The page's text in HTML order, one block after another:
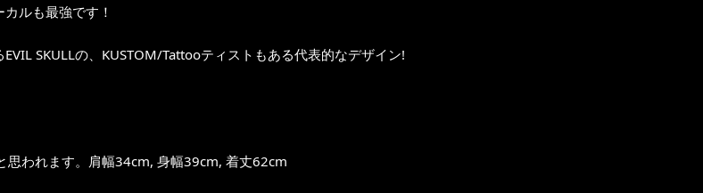
ルも最強です！
EVIL SKULLの、KUSTOM/Tattooティストもある代表的なデザイン!
思われます。肩幅34cm, 身幅39cm, 着丈62cm